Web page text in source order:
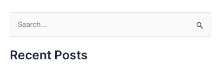
a
Recent Posts